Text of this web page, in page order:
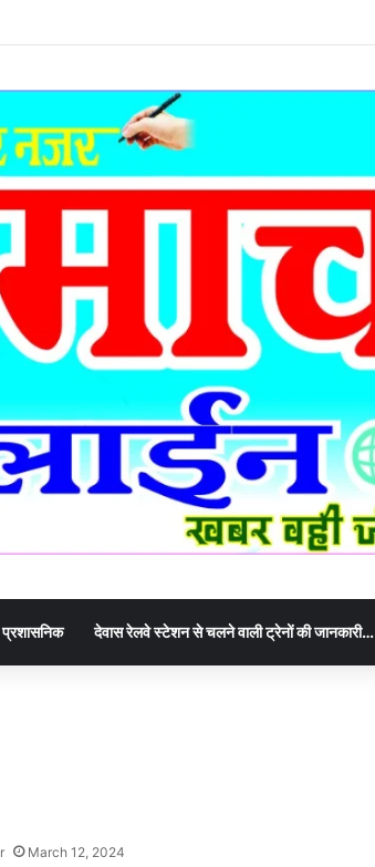
प्रशासनिक देवास रेलवे स्टेशन से चलने वाली ट्रेनों की जानकारी…
March 12, 2024